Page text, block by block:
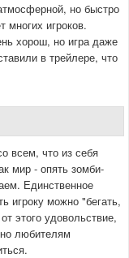
но быстро
многих игроков.
хорош, но игра даже
в трейлере, что
всем, что из себя
мир - опять зомби-
Единственное
игроку можно "бегать,
этого удовольствие,
любителям